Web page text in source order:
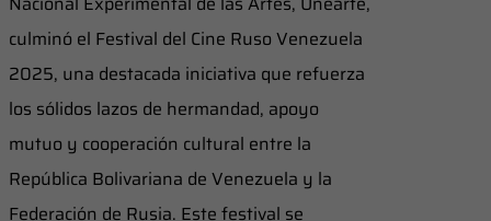
culminó el Festival del Cine Ruso Venezuela
2025, una destacada iniciativa que refuerza
los sólidos lazos de hermandad, apoyo
mutuo y cooperación cultural entre la
República Bolivariana de Venezuela y la
Federación de Rusia. Este festival se